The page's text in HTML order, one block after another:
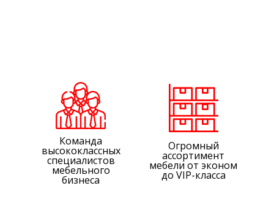
Команда
высококлассных
специалистов
мебельного
бизнеса
Огромный
ассортимент
мебели от эконом
до VIP-класса